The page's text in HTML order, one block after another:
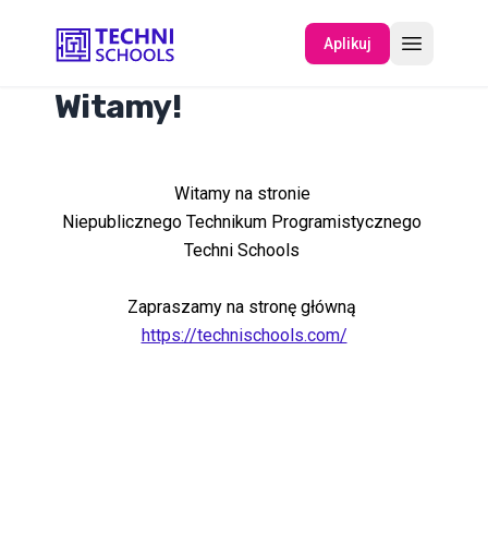
Aplikuj
WYDARZENIA
Witamy!
Witamy na stronie
Niepublicznego Technikum Programistycznego
Techni Schools
Zapraszamy na stronę główną
https://technischools.com/